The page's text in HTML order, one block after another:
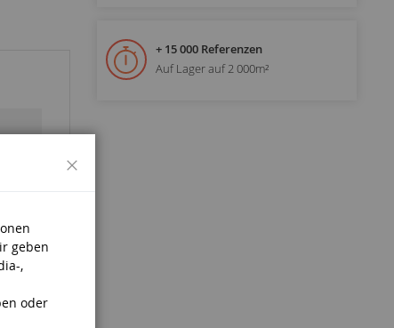
+ 15 000 Referenzen
Auf Lager auf 2 000m²
geben
,
oder